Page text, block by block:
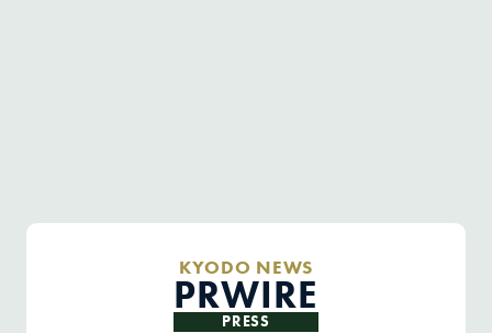
KYODO NEWS
PRWIRE
PRESS